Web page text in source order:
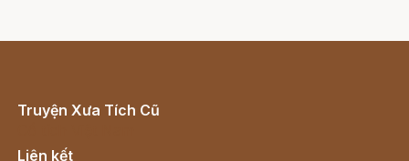
Truyện Xưa Tích Cũ
Liên kết